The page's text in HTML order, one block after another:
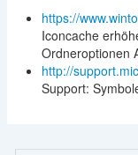
https://
Iconcache
Ordneroptionen
http://
Support: